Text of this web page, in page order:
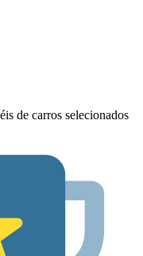
de carros selecionados